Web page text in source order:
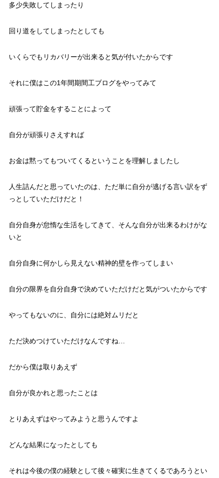
多少失敗してしまったり
回り道をしてしまったとしても
いくらでもリカバリーが出来ると気が付いたからです
それに僕はこの1年間期間工ブログをやってみて
頑張って貯金をすることによって
自分が頑張りさえすれば
お金は黙ってもついてくるということを理解しましたし
人生詰んだと思っていたのは、ただ単に自分が逃げる言い訳をず
っとしていただけだと！
自分自身が怠惰な生活をしてきて、そんな自分が出来るわけがな
いと
自分自身に何かしら見えない精神的壁を作ってしまい
自分の限界を自分自身で決めていただけだと気がついたからです
やってもないのに、自分には絶対ムリだと
ただ決めつけていただけなんですね…
だから僕は取りあえず
自分が良かれと思ったことは
とりあえずはやってみようと思うんですよ
どんな結果になったとしても
それは今後の僕の経験として後々確実に生きてくるであろうとい